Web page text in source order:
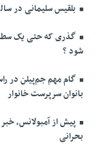
بلقیس سلیمانی در
شود ؟
گام مهم جم‌پیلن در
بانوان سرپرست خانوار
پیش از آمبولانس،
بحرانی